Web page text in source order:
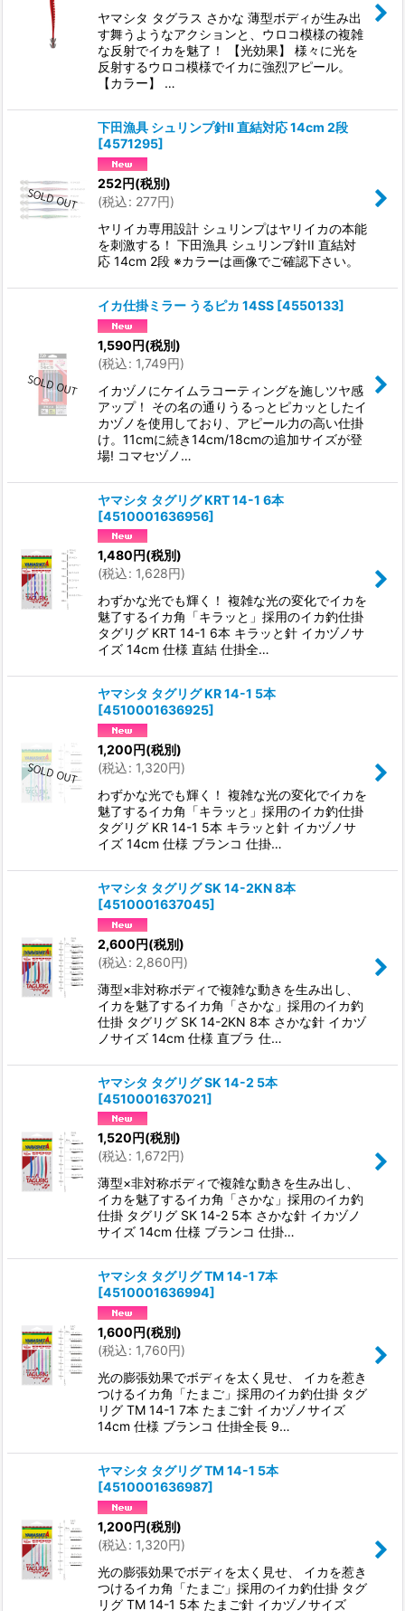
ヤマシタ タグラス さかな 薄型ボディが生み出
す舞うようなアクションと、ウロコ模様の複雑
な反射でイカを魅了！ 【光効果】 様々に光を
反射するウロコ模様でイカに強烈アピール。
【カラー】 …
下田漁具 シュリンプ針II 直結対応 14cm 2段
[4571295]
252円(税別)
(税込: 277円)
ヤリイカ専用設計 シュリンプはヤリイカの本能
を刺激する！ 下田漁具 シュリンプ針II 直結対
応 14cm 2段 ※カラーは画像でご確認下さい。
イカ仕掛ミラー うるピカ 14SS [4550133]
1,590円(税別)
(税込: 1,749円)
イカヅノにケイムラコーティングを施しツヤ感
アップ！ その名の通りうるっとピカッとしたイ
カヅノを使用しており、アピール力の高い仕掛
け。11cmに続き14cm/18cmの追加サイズが登
場! コマセヅノ…
ヤマシタ タグリグ KRT 14-1 6本
[4510001636956]
1,480円(税別)
(税込: 1,628円)
わずかな光でも輝く！ 複雑な光の変化でイカを
魅了するイカ角「キラッと」採用のイカ釣仕掛
タグリグ KRT 14-1 6本 キラッと針 イカヅノサ
イズ 14cm 仕様 直結 仕掛全…
ヤマシタ タグリグ KR 14-1 5本
[4510001636925]
1,200円(税別)
(税込: 1,320円)
わずかな光でも輝く！ 複雑な光の変化でイカを
魅了するイカ角「キラッと」採用のイカ釣仕掛
タグリグ KR 14-1 5本 キラッと針 イカヅノサ
イズ 14cm 仕様 ブランコ 仕掛…
ヤマシタ タグリグ SK 14-2KN 8本
[4510001637045]
2,600円(税別)
(税込: 2,860円)
薄型×非対称ボディで複雑な動きを生み出し、
イカを魅了するイカ角「さかな」採用のイカ釣
仕掛 タグリグ SK 14-2KN 8本 さかな針 イカヅ
ノサイズ 14cm 仕様 直ブラ 仕…
ヤマシタ タグリグ SK 14-2 5本
[4510001637021]
1,520 円(税別)
(税込: 1,672円)
薄型×非対称ボディで複雑な動きを生み出し、
イカを魅了するイカ角「さかな」採用のイカ釣
仕掛 タグリグ SK 14-2 5本 さかな針 イカヅノ
サイズ 14cm 仕様 ブランコ 仕掛…
ヤマシタ タグリグ TM 14-1 7本
[4510001636994]
1,600円(税別)
(税込: 1,760円)
光の膨張効果でボディを太く見せ、 イカを惹き
つけるイカ角「たまご」採用のイカ釣仕掛 タグ
リグ TM 14-1 7本 たまご針 イカヅノサイズ
14cm 仕様 ブランコ 仕掛全長 9…
ヤマシタ タグリグ TM 14-1 5本
[4510001636987]
1,200円(税別)
(税込: 1,320円)
光の膨張効果でボディを太く見せ、 イカを惹き
つけるイカ角「たまご」採用のイカ釣仕掛 タグ
リグ TM 14-1 5本 たまご針 イカヅノサイズ